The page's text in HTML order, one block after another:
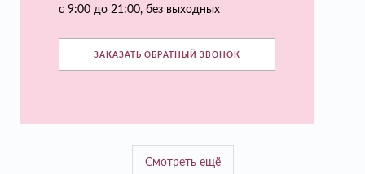
с 9:00 до 21:00, без выходных
ЗАКАЗАТЬ ОБРАТНЫЙ ЗВОНОК
Смотреть ещё